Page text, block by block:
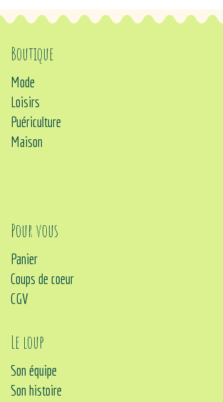
Boutique
Mode
Loisirs
Puériculture
Maison
Pour vous
Panier
Coups de coeur
CGV
Le loup
Son équipe
Son histoire